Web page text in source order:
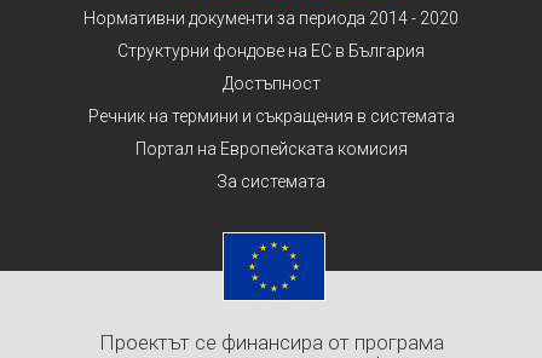
Нормативни документи за периода 2014 - 2020
Структурни фондове на ЕС в България
Достъпност
Речник на термини и съкращения в системата
Портал на Европейската комисия
За системата
Проектът се финансира от програма